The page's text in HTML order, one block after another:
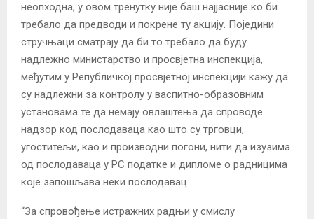
неопходна, у овом тренутку није баш најјасније ко би
требало да предводи и покрене ту акцију. Поједини
стручњаци сматрају да би то требало да буду
надлежно министарство и просвјетна инспекција,
међутим у Републичкој просвјетној инспекцији кажу да
су надлежни за контролу у васпитно-образовним
установама те да немају овлаштења да спроводе
надзор код послодаваца као што су трговци,
угоститељи, као и производни погони, нити да изузима
од послодаваца у РС податке и дипломе о радницима
које запошљава неки послодавац.
“За спровођење истражних радњи у смислу